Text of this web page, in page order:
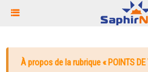
À propos de la rubrique « POINTS DE